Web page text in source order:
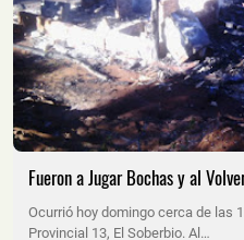
Fueron a Jugar Bochas y al
Ocurrió hoy domingo cerca de las
Provincial 13, El Soberbio. Al…